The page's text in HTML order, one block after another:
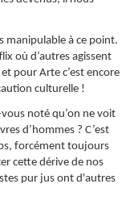
manipulable à ce point.
où d’autres agissent
pour Arte c’est encore
culturelle !
noté qu’on ne voit
d’hommes ? C’est
forcément toujours
cette dérive de nos
pur jus ont d'autres